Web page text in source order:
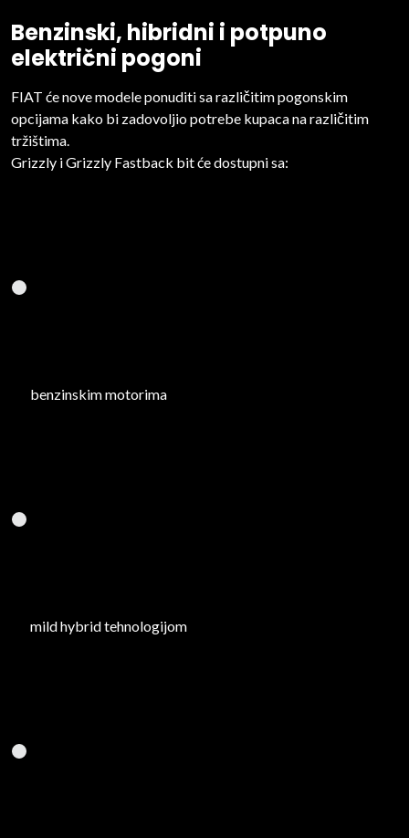
Benzinski, hibridni i potpuno
električni pogoni
FIAT će nove modele ponuditi sa različitim pogonskim
opcijama kako bi zadovoljio potrebe kupaca na različitim
tržištima.
Grizzly i Grizzly Fastback bit će dostupni sa:
benzinskim motorima
mild hybrid tehnologijom